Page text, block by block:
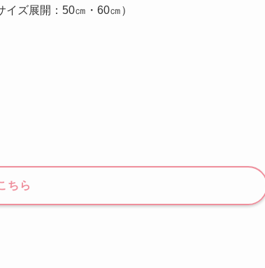
イズ展開：50㎝・60㎝）
ちら